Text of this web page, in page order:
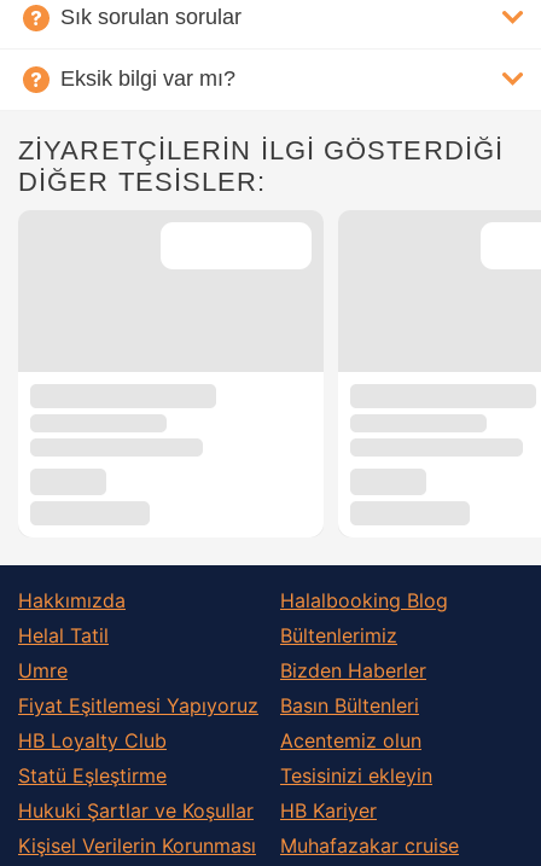
Sık sorulan sorular
Eksik bilgi var mı?
ZİYARETÇİLERİN İLGİ GÖSTERDİĞİ
DİĞER TESİSLER:
Hakkımızda
Helal Tatil
Umre
Fiyat Eşitlemesi Yapıyoruz
HB Loyalty Club
Statü Eşleştirme
Hukuki Şartlar ve Koşullar
Kişisel Verilerin Korunması
Halalbooking Blog
Bültenlerimiz
Bizden Haberler
Basın Bültenleri
Acentemiz olun
Tesisinizi ekleyin
HB Kariyer
Muhafazakar сruise